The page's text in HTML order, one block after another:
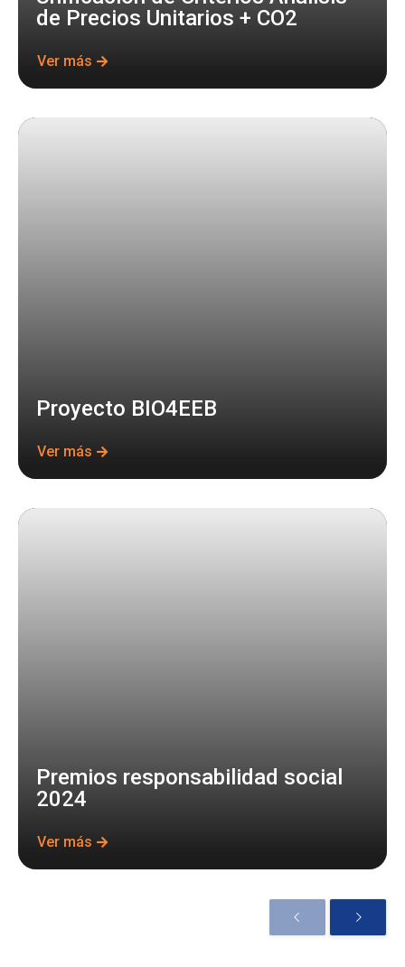
de Precios Unitarios + CO2
Ver más
Proyecto BIO4EEB
Ver más
Premios responsabilidad social
2024
Ver más